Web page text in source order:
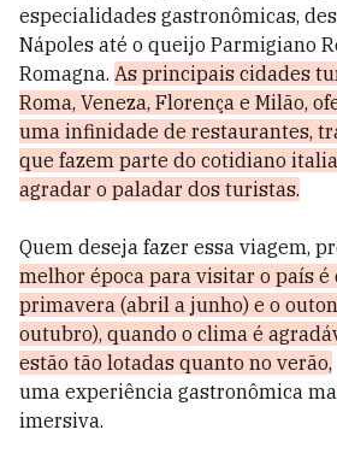
especialidades gastronômicas,
Nápoles até o queijo Parmigiano
Romagna. As principais cidades
Roma, Veneza, Florença e Milão,
uma infinidade de restaurantes,
que fazem parte do cotidiano
agradar o paladar dos turistas.
Quem deseja fazer essa viagem,
melhor época para visitar o país é
primavera (abril a junho) e o
outubro), quando o clima é
estão tão lotadas quanto no verão,
uma experiência gastronômica
imersiva.